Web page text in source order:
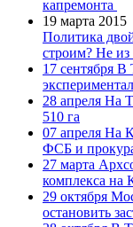
капремонта
19 марта 2015
Политика
строим? Не из
17 сентября В
28 апреля На
510 га
07 апреля На
ФСБ и
27 марта
комплекса на
29 октября
остановить